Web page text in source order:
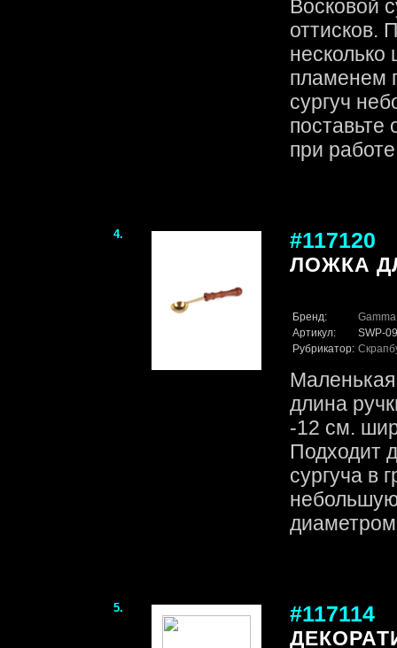
Восковой
оттисков.
несколько
пламенем
сургуч
поставьте
при
4. #117120
ЛОЖКА
Бренд:
Gamma
Артикул:
SWP-09
Рубрикатор:
длина
-12 см.
Подходит
сургуча в
небольшую
5. #117114